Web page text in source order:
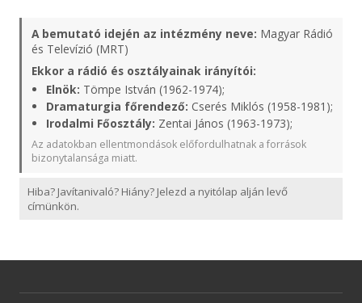
A bemutató idején az intézmény neve: Magyar Rádió
és Televízió (MRT)
Ekkor a rádió és osztályainak irányítói:
Elnök: Tömpe István (1962-1974);
Dramaturgia főrendező: Cserés Miklós (1958-1981);
Irodalmi Főosztály: Zentai János (1963-1973);
Az adatokban ellentmondások előfordulhatnak a források
bizonytalansága miatt.
Hiba? Javítanivaló? Hiány? Jelezd a nyitólap alján levő
címünkön.